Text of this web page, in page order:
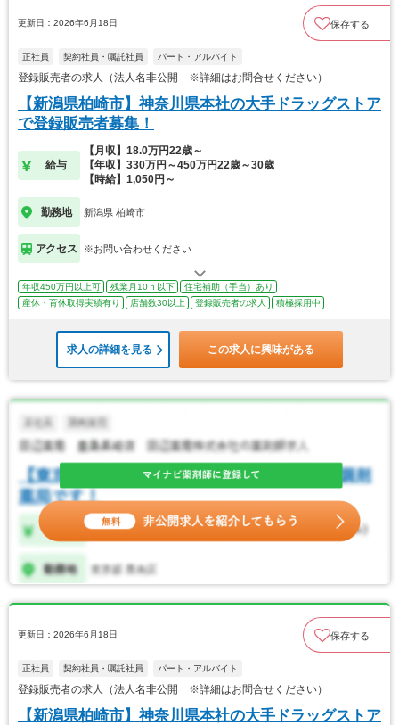
更新日：2026年6月18日 保存する
正社員 契約社員・嘱託社員 パート・アルバイト
登録販売者の求人（法人名非公開 ※詳細はお問合せください）
【新潟県柏崎市】神奈川県本社の大手ドラッグストア
で登録販売者募集！
給与
【月収】18.0万円22歳～
【年収】330万円～450万円22歳～30歳
【時給】1,050円～
勤務地 新潟県 柏崎市
アクセス ※お問い合わせください
年収450万円以上可 残業月10ｈ以下
住宅補助（手当）あり
産休・育休取得実績有り
店舗数30以上 登録販売者の求人 積極採用中
求人の詳細を見る この求人に興味がある
更新日：2026年6月18日 保存する
正社員 契約社員・嘱託社員 パート・アルバイト
登録販売者の求人（法人名非公開 ※詳細はお問合せください）
【新潟県柏崎市】神奈川県本社の大手ドラッグストア